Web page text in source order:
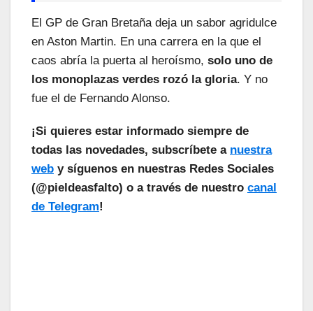
El GP de Gran Bretaña deja un sabor agridulce
en Aston Martin. En una carrera en la que el
caos abría la puerta al heroísmo, solo uno de
los monoplazas verdes rozó la gloria. Y no
fue el de Fernando Alonso.
¡Si quieres estar informado siempre de
todas las novedades, subscríbete a nuestra
web y síguenos en nuestras Redes Sociales
(@pieldeasfalto) o a través de nuestro canal
de Telegram!